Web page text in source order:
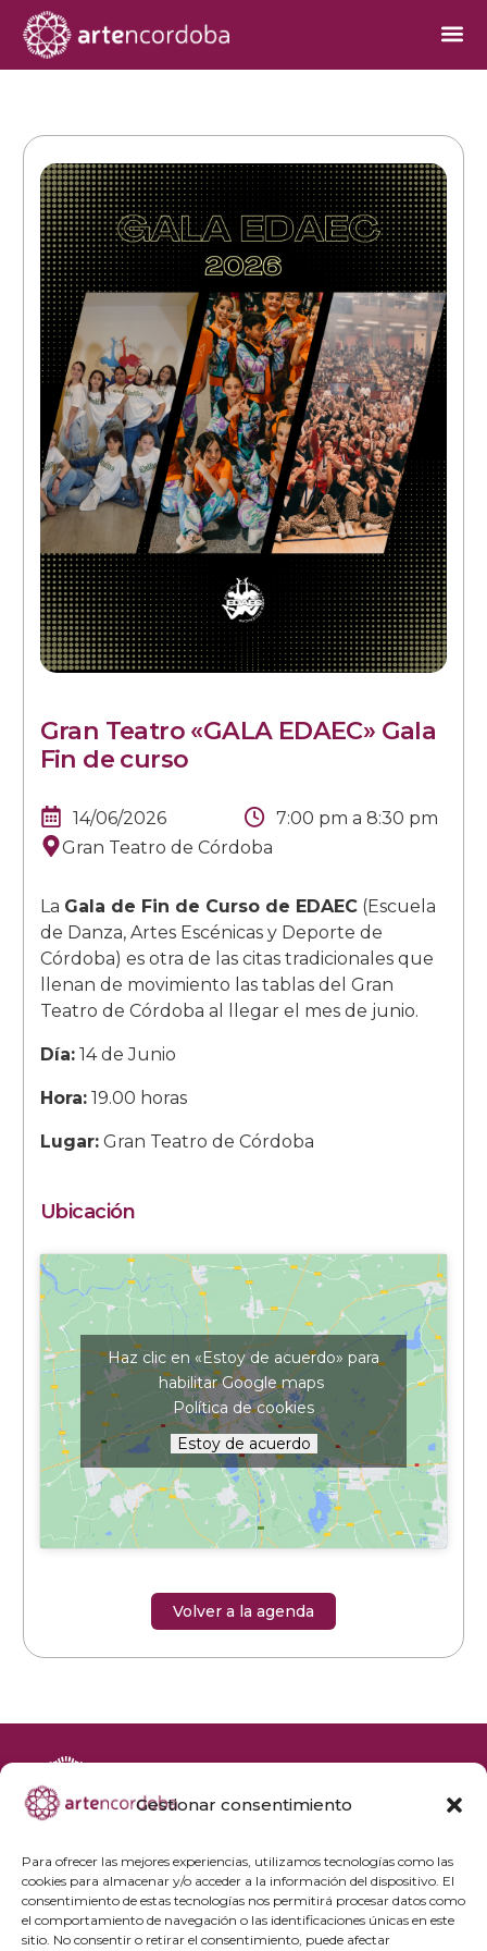
Gestionar consentimiento
Para ofrecer las mejores experiencias, utilizamos tecnologías como las
cookies para almacenar y/o acceder a la información del dispositivo. El
consentimiento de estas tecnologías nos permitirá procesar datos como
el comportamiento de navegación o las identificaciones únicas en este
sitio. No consentir o retirar el consentimiento, puede afectar
Gran Teatro «GALA EDAEC» Gala
Fin de curso
14/06/2026 7:00 pm a 8:30 pm
Gran Teatro de Córdoba
La Gala de Fin de Curso de EDAEC(Escuela
de Danza, Artes Escénicas y Deporte de
Córdoba) es otra de las citas tradicionales que
llenan de movimiento las tablas del Gran
Teatro de Córdoba al llegar el mes de junio.
Día:14 de Junio
Hora:19.00 horas
Lugar:Gran Teatro de Córdoba
Ubicación
Haz clic en «Estoy de acuerdo» para
habilitar Google maps
Política de cookies
Estoy de acuerdo
Volver a la agenda
Agenda cultural
Preguntas frecuentes